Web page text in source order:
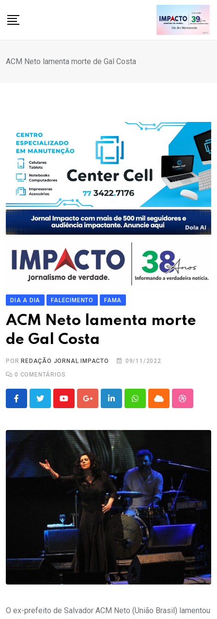
ACM Neto lamenta morte de Gal Costa
DIA A DIA FALECIMENTO FAMA
ACM Neto lamenta morte
de Gal Costa
POR REDAÇÃO JORNAL IMPACTO
09/11/2022
0 COMENTÁRIOS
YoutubeGoogle+LinkedInWhatsappCloud
O ex-prefeito de Salvador ACM Neto (União Brasil) lamentou